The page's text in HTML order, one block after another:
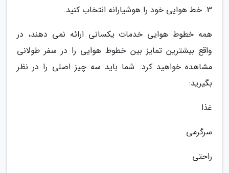
3. خط هوایی خود را هوشیارانه انتخاب کنید.
همه خطوط هوایی خدمات یکسانی ارائه نمی دهند، در
واقع بیشترین تمایز بین خطوط هوایی را در سفر طولانی
مشاهده خواهید کرد. شما باید سه چیز اصلی را در نظر
بگیرید:
غذا
سرگرمی
راحتی